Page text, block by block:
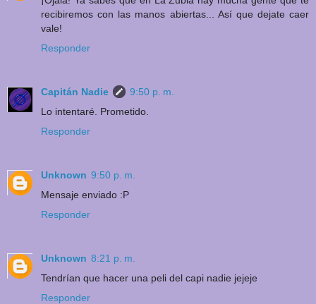
recibiremos con las manos abiertas... Así que dejate caer
vale!
Responder
Capitán Nadie
9:50 p. m.
Lo intentaré. Prometido.
Responder
Unknown 9:50 p. m.
Mensaje enviado :P
Responder
Unknown 8:21 p. m.
Tendrían que hacer una peli del capi nadie jejeje
Responder